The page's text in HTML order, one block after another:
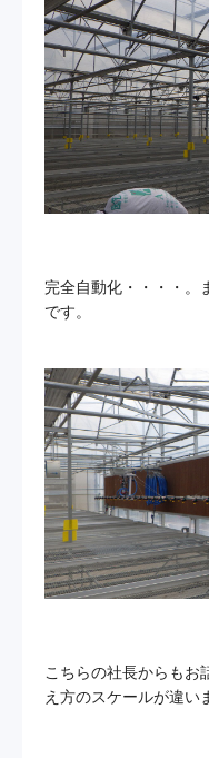
完全自動化・・・・。
です。
こちらの社長からもお
え方のスケールが違い